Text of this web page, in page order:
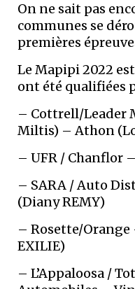
On ne sait pas
communes se
premières
Le Mapipi 2022
ont été qualifiées
– Cottrell/Leader
Miltis) – Athon
– UFR / Chanflor
– SARA / Auto
(Diany REMY)
– Rosette/Orange
EXILIE)
– L’Appaloosa /